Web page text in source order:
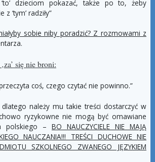
dzieciom pokazać, także po to, żeby
‘tym’ radziły”
sobie niby poradzić? Z rozmowami z
za’ się nie broni:
coś, czego czytać nie powinno.”
należy mu takie treści dostarczyć w
ryzykowne nie mogą być omawiane
polskiego –BO NAUCZYCIELE NIE MAJĄ
NAUCZANIA!!! TREŚCI DUCHOWE NIE
SZKOLNEGO ZWANEGO JĘZYKIEM